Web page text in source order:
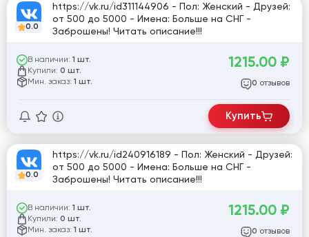
0.0
https://vk.ru/id311144906 - Пол: Женский - Друзей:
от 500 до 5000 - Имена: Больше на СНГ -
Заброшены! Читать описание!!!
В наличии: 1 шт.
Купили: 0 шт.
Мин. заказ: 1 шт.
1215.00 ₽
0 отзывов
Купить
0.0
https://vk.ru/id240916189 - Пол: Женский - Друзей:
от 500 до 5000 - Имена: Больше на СНГ -
Заброшены! Читать описание!!!
В наличии: 1 шт.
Купили: 0 шт.
Мин. заказ: 1 шт.
1215.00 ₽
0 отзывов